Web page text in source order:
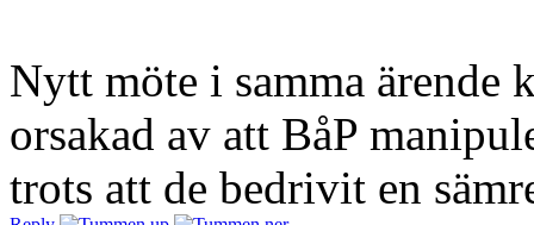
Nytt möte i samma ärende
orsakad av att BåP
trots att de bedrivit en